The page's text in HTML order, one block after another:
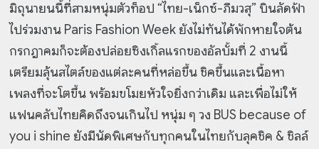
มิถุนายนนี้ที่สามหนุ่มตัวท็อป “ไทย-เน็กซ์-ภีมวสุ” บินลัดฟ้า
ไปร่วมงาน Paris Fashion Week ยังไม่ทันได้พักหายใจต้น
กรกฎาคมก็จะต้องปล่อยซิงเกิ้ลแรกของอัลบั้มที่ 2 งานนี้
เตรียมลุ้นสไตล์ของแต่ละคนที่หล่อขึ้น ชิคขึ้นและเนื้อหา
เพลงที่จะโตขึ้น พร้อมขโมยหัวใจยิ่งกว่าเดิม และเพื่อไม่ให้
แฟนคลับไทยคิดถึงจนเกินไป หนุ่ม ๆ วง BUS because of
you i shine ยังมีนัดพิเศษกับทุกคนในไทยกับลุคชิค & ชิลล์